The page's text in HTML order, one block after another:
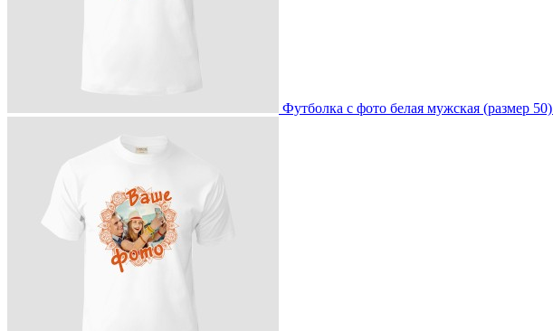
Футболка с фото белая мужская (размер 50)